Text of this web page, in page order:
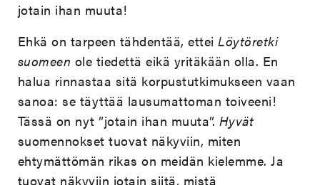
jotain ihan muuta!
Ehkä on tarpeen tähdentää, etteiLöytöretki
suomeen ole tiedettä eikä yritäkään olla. En
halua rinnastaa sitä korpustutkimukseen vaan
sanoa: se täyttää lausumattoman toiveeni!
Tässä on nyt ”jotain ihan muuta”. Hyvät
suomennokset tuovat näkyviin, miten
ehtymättömän rikas on meidän kielemme. Ja
tuovat näkyviin jotain siitä, mistä